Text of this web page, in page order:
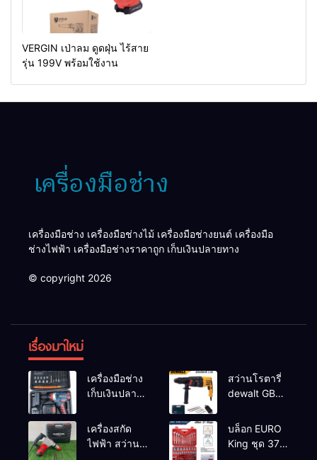
VERGIN เป่าลม ดูดฝุ่น ไร้สาย
รุ่น 199V พร้อมใช้งาน
เครื่องมือช่าง เครื่องมือช่างไม้ เครื่องมือช่างยนต์ เครื่องมือ
ช่างไฟฟ้า เครื่องมือช่างราคาถูก เก็บเงินปลายทาง
© copyright 2026
เรื่องมาใหม่
เครื่องมือช่าง
เก็บเงินปลาย
สว่านโรตารี่
dewalt GBH
2-26 DFR ทุ่น
ทองแดงแท้
100%
เครื่องสกัด
ไฟฟ้า สว่าน
บล็อก EURO
King ชุด 37